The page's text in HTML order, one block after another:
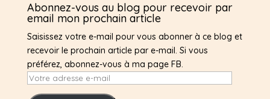
Abonnez-vous au blog pour recevoir par
email mon prochain article
Saisissez votre e-mail pour vous abonner à ce blog et
recevoir le prochain article par e-mail. Si vous
préférez, abonnez-vous à ma page FB.
Votre
adresse